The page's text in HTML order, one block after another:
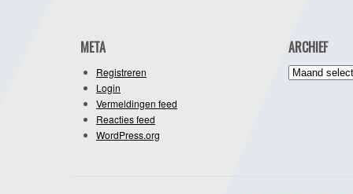
META
Registreren
Login
Vermeldingen feed
Reacties feed
WordPress.org
ARCHIEF
Archief